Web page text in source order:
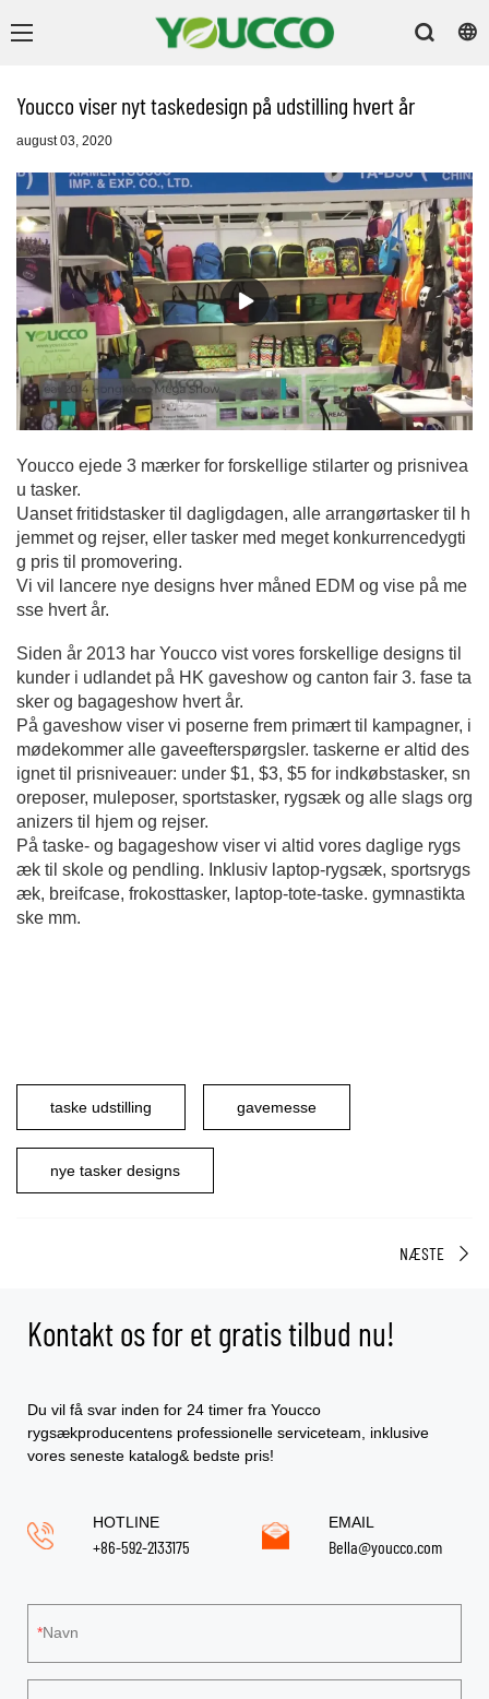
Youcco viser nyt taskedesign på udstilling hvert år
august 03, 2020
Youcco ejede 3 mærker for forskellige stilarter og prisnivea
u tasker.
Uanset fritidstasker til dagligdagen, alle arrangørtasker til h
jemmet og rejser, eller tasker med meget konkurrencedygti
g pris til promovering.
Vi vil lancere nye designs hver måned EDM og vise på me
sse hvert år.
Siden år 2013 har Youcco vist vores forskellige designs til
kunder i udlandet på HK gaveshow og canton fair 3. fase ta
sker og bagageshow hvert år.
På gaveshow viser vi poserne frem primært til kampagner, i
mødekommer alle gaveefterspørgsler. taskerne er altid des
ignet til prisniveauer: under $1, $3, $5 for indkøbstasker, sn
oreposer, muleposer, sportstasker, rygsæk og alle slags org
anizers til hjem og rejser.
På taske- og bagageshow viser vi altid vores daglige rygs
æk til skole og pendling. Inklusiv laptop-rygsæk, sportsrygs
æk, breifcase, frokosttasker, laptop-tote-taske. gymnastikta
ske mm.
taske udstilling gavemesse
nye tasker designs
NÆSTE
Kontakt os for et gratis tilbud nu!
Du vil få svar inden for 24 timer fra Youcco
rygsækproducentens professionelle serviceteam, inklusive
vores seneste katalog& bedste pris!
HOTLINE
+86-592-2133175
EMAIL
Bella@youcco.com
Navn